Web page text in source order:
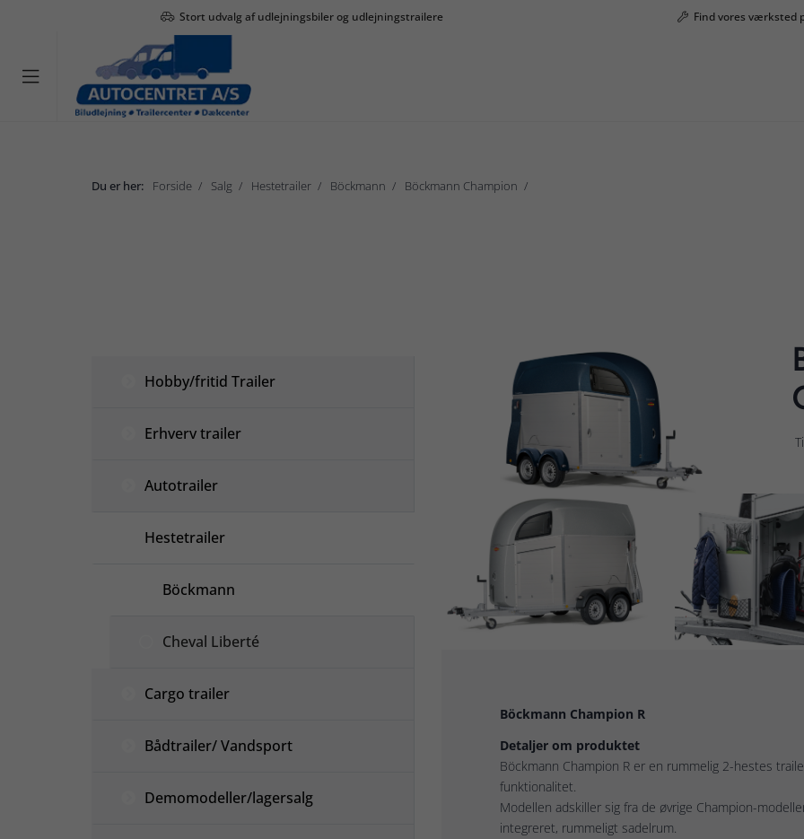
Stort udvalg af udlejningsbiler og udlejningstrailere Find vores værksted

Du er her: Forside Salg Hestetrailer Böckmann Böckmann Champion
Hobby/fritid Trailer
Erhverv trailer
Autotrailer
Hestetrailer
Böckmann
Cheval Liberté
Cargo trailer
Bådtrailer/ Vandsport
Demomodeller/lagersalg
Böckmann Champion R
Detaljer om produktet
Böckmann Champion R er en rummelig 2-hestes
funktionalitet.
Modellen adskiller sig fra de øvrige Champion-
integreret, rummeligt sadelrum.